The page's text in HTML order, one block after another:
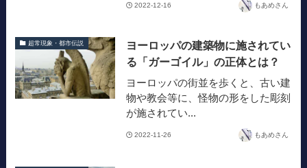
2022-12-16 もあめさん
超常現象・都市伝説
ヨーロッパの建築物に施されてい
る「ガーゴイル」の正体とは？
ヨーロッパの街並を歩くと、古い建
物や教会等に、怪物の形をした彫刻
が施されてい...
2022-11-26 もあめさん